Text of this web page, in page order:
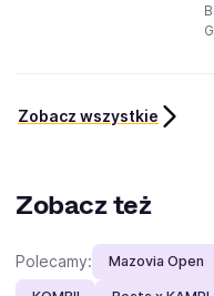
Zobacz wszystkie
Zobacz też
Polecamy: Mazovia Open